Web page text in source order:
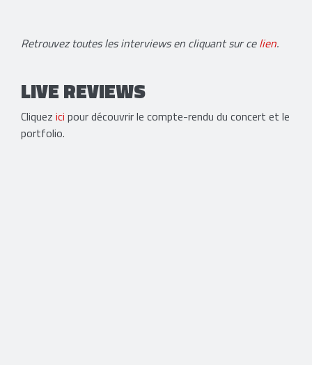
Retrouvez toutes les interviews en cliquant sur celien.
LIVE REVIEWS
Cliquez ici pour découvrir le compte-rendu du concert et le
portfolio.